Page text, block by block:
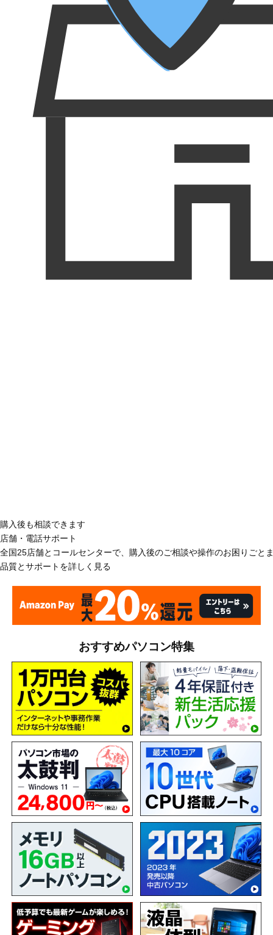
購入後も相談できます
店舗・電話サポート
全国25店舗とコールセンターで、購入後のご相談や操作のお困りごと
品質とサポートを詳しく見る
おすすめパソコン特集